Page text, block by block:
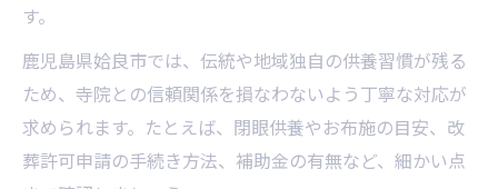
す。
鹿児島県姶良市では、伝統や地域独自の供養習慣が残る
ため、寺院との信頼関係を損なわないよう丁寧な対応が
求められます。たとえば、閉眼供養やお布施の目安、改
葬許可申請の手続き方法、補助金の有無など、細かい点